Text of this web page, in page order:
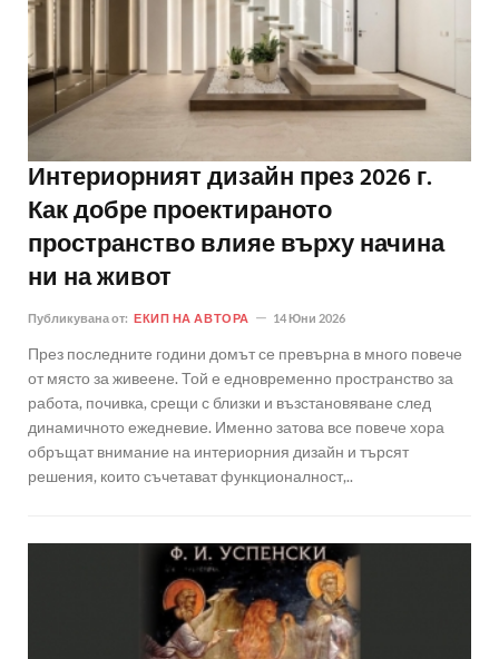
Интериорният дизайн през 2026 г.
Как добре проектираното
пространство влияе върху начина
ни на живот
Публикувана от: ЕКИП НА АВТОРА 14 Юни 2026
През последните години домът се превърна в много повече
от място за живеене. Той е едновременно пространство за
работа, почивка, срещи с близки и възстановяване след
динамичното ежедневие. Именно затова все повече хора
обръщат внимание на интериорния дизайн и търсят
решения, които съчетават функционалност,..